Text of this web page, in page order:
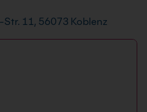
eigene Software kann auf
werden.
11, 56073 Koblenz